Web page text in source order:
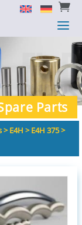

a

a
Parts
>E4H >E4H 375>